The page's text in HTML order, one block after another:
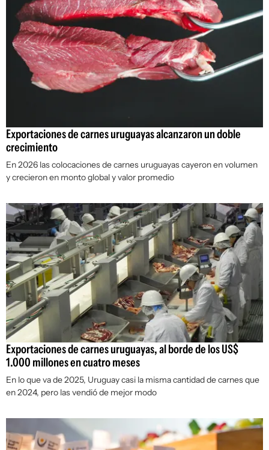
Exportaciones de carnes uruguayas alcanzaron un doble
crecimiento
En 2026 las colocaciones de carnes uruguayas cayeron en volumen
y crecieron en monto global y valor promedio
Exportaciones de carnes uruguayas, al borde de los US$
1.000 millones en cuatro meses
En lo que va de 2025, Uruguay casi la misma cantidad de carnes que
en 2024, pero las vendió de mejor modo